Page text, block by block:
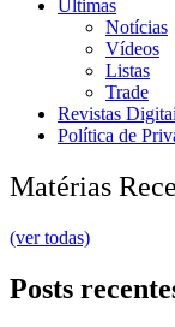
Últimas
Notícias
Vídeos
Listas
Trade
Revistas
Política de
Matérias
(ver todas)
Posts